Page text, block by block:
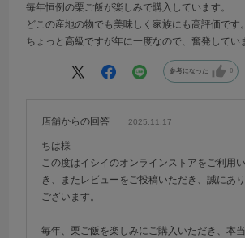
毎年恒例の栗ご飯が楽しみで購入しています。
どこの産地の物でも美味しく家族にも高評価です。
ちょっと高級ですが年に一度なので、奮発してい
参考になった 0
店舗からの回答 2025.11.17
ちは様
この度はイシイのオンラインストアをご利用
き、またレビューをご投稿いただき、誠にあ
ございます。
毎年、栗ご飯を楽しみにご購入いただき、本